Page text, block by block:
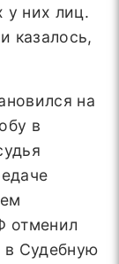
у них лиц.
казалось,
на
в
отменил
в Судебную